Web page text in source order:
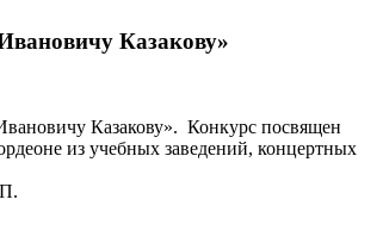
Казакову»
Казакову». Конкурс посвящен
из учебных заведений, концертных